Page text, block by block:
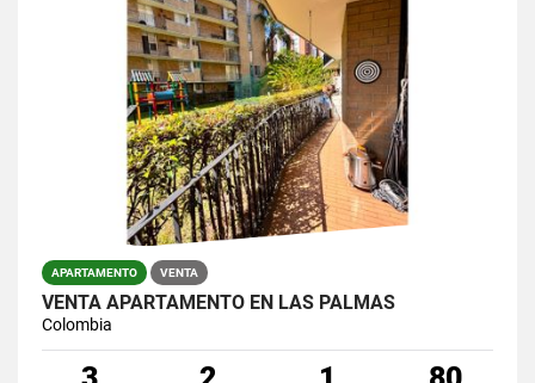
APARTAMENTO VENTA
VENTA APARTAMENTO EN LAS PALMAS
Colombia